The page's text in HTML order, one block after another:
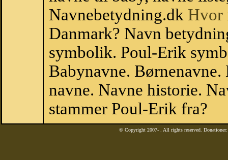
Navnebetydning.dk Hvor
Danmark? Navn
symbolik. Poul-Erik
Babynavne.
navne. Navne historie.
stammer Poul-Erik fra?
© Copyright 2007- . All rights reserved.